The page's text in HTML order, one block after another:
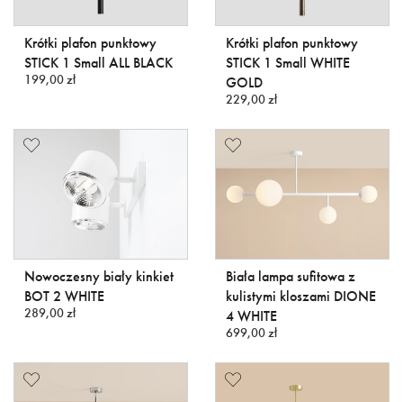
Krótki plafon punktowy
STICK 1 Small ALL BLACK
199,00 zł
Krótki plafon punktowy
STICK 1 Small WHITE
GOLD
229,00 zł
Nowoczesny biały kinkiet
BOT 2 WHITE
289,00 zł
Biała lampa sufitowa z
kulistymi kloszami DIONE
4 WHITE
699,00 zł